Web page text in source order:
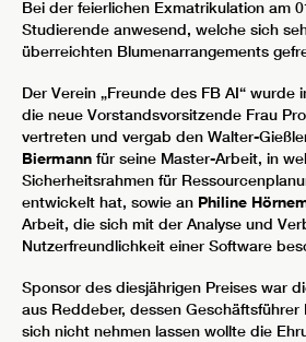
Bei der feierlichen Exmatrikulation am
Studierende anwesend, welche sich
überreichten Blumenarrangements
Der Verein „Freunde des FB AI“ wurde
die neue Vorstandsvorsitzende Frau
vertreten und vergab den Walter-
Biermann für seine Master-Arbeit, in
Sicherheitsrahmen für
entwickelt hat, sowie an Philine
Arbeit, die sich mit der Analyse und
Nutzerfreundlichkeit einer Software
Sponsor des diesjährigen Preises war
aus Reddeber, dessen Geschäftsführer
sich nicht nehmen lassen wollte die